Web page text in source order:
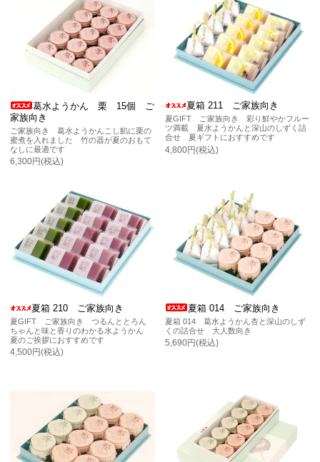
葛水ようかん 栗 15個 ご
家族向き
ご家族向き 葛水ようかんこし餡に栗の
蜜煮を入れました 竹の器が夏のおもて
なしに最適です
6,300円(税込)
夏箱 211 ご家族向き
夏GIFT ご家族向き 彩り鮮やかフルー
ツ満載 夏水ようかんと深山のしずく詰
合せ 夏ギフトにおすすめです
4,800円(税込)
夏箱 210 ご家族向き
夏GIFT ご家族向き つるんととろん
ちゃんと味と香りのわかる水ようかん
夏のご挨拶におすすめです
4,500円(税込)
夏箱 014 ご家族向き
夏箱 014 葛水ようかん杏と深山のしず
くの詰合せ 大人数向き
5,690円(税込)